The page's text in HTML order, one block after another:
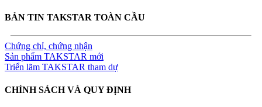
BẢN TIN TAKSTAR TOÀN CẦU
Chứng chỉ, chứng nhận
Sản phẩm TAKSTAR mới
Triển lãm TAKSTAR tham dự
CHÍNH SÁCH VÀ QUY ĐỊNH